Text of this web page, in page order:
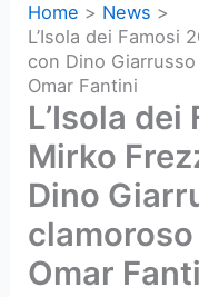
Home
News
L’Isola dei Famosi
con Dino
Omar Fantini
L’Isola
Mirko
Dino
Omar